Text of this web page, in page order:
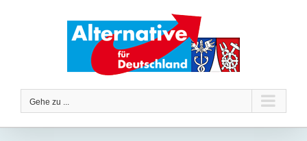
Gehe zu ...